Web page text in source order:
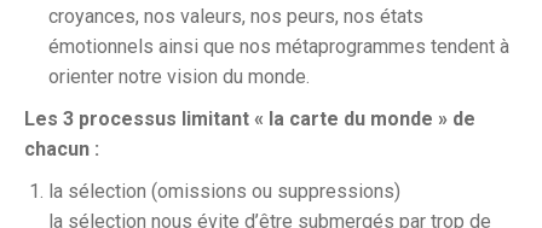
croyances, nos valeurs, nos peurs, nos états
émotionnels ainsi que nos métaprogrammes tendent à
orienter notre vision du monde.
Les 3 processus limitant « la carte du monde » de
chacun :
la sélection (omissions ou suppressions)
la sélection nous évite d’être submergés par trop de